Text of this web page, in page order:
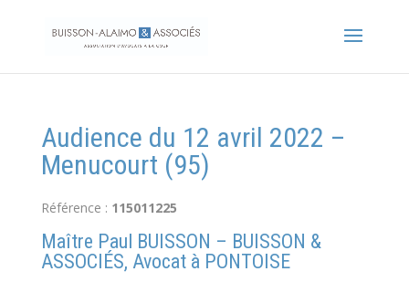
Audience du 12 avril 2022 –
Menucourt (95)
Référence : 115011225
Maître Paul BUISSON – BUISSON &
ASSOCIÉS, Avocat à PONTOISE